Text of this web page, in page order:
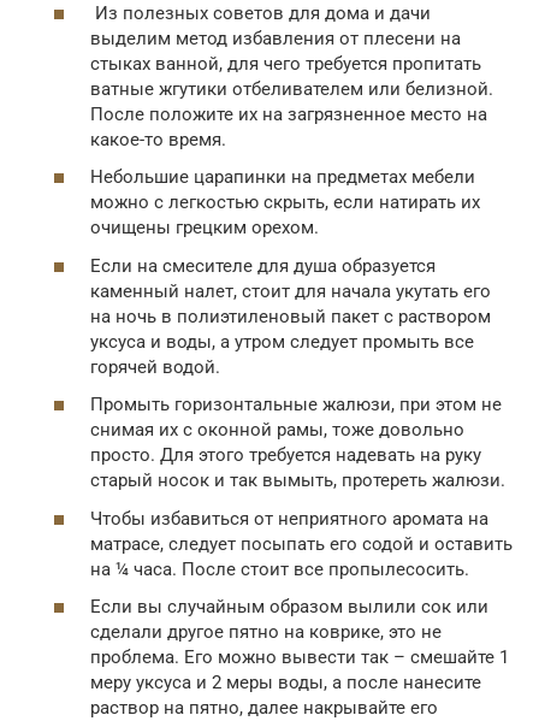
Из полезных советов для дома и дачи
выделим метод избавления от плесени на
стыках ванной, для чего требуется пропитать
ватные жгутики отбеливателем или белизной.
После положите их на загрязненное место на
какое-то время.
Небольшие царапинки на предметах мебели
можно с легкостью скрыть, если натирать их
очищены грецким орехом.
Если на смесителе для душа образуется
каменный налет, стоит для начала укутать его
на ночь в полиэтиленовый пакет с раствором
уксуса и воды, а утром следует промыть все
горячей водой.
Промыть горизонтальные жалюзи, при этом не
снимая их с оконной рамы, тоже довольно
просто. Для этого требуется надевать на руку
старый носок и так вымыть, протереть жалюзи.
Чтобы избавиться от неприятного аромата на
матрасе, следует посыпать его содой и оставить
на ¼ часа. После стоит все пропылесосить.
Если вы случайным образом вылили сок или
сделали другое пятно на коврике, это не
проблема. Его можно вывести так – смешайте 1
меру уксуса и 2 меры воды, а после нанесите
раствор на пятно, далее накрывайте его